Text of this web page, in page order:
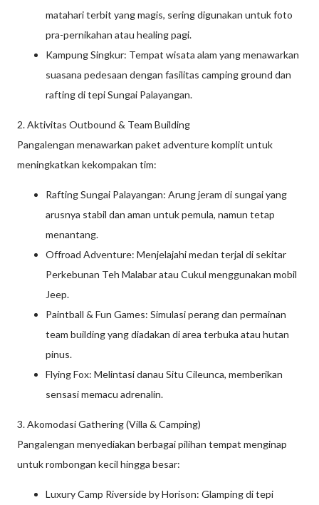
matahari terbit yang magis, sering digunakan untuk foto
pra-pernikahan atau healing pagi.
Kampung Singkur: Tempat wisata alam yang menawarkan
suasana pedesaan dengan fasilitas camping ground dan
rafting di tepi Sungai Palayangan.
2. Aktivitas Outbound & Team Building
Pangalengan menawarkan paket adventure komplit untuk
meningkatkan kekompakan tim:
Rafting Sungai Palayangan: Arung jeram di sungai yang
arusnya stabil dan aman untuk pemula, namun tetap
menantang.
Offroad Adventure: Menjelajahi medan terjal di sekitar
Perkebunan Teh Malabar atau Cukul menggunakan mobil
Jeep.
Paintball & Fun Games: Simulasi perang dan permainan
team building yang diadakan di area terbuka atau hutan
pinus.
Flying Fox: Melintasi danau Situ Cileunca, memberikan
sensasi memacu adrenalin.
3. Akomodasi Gathering (Villa & Camping)
Pangalengan menyediakan berbagai pilihan tempat menginap
untuk rombongan kecil hingga besar:
Luxury Camp Riverside by Horison: Glamping di tepi